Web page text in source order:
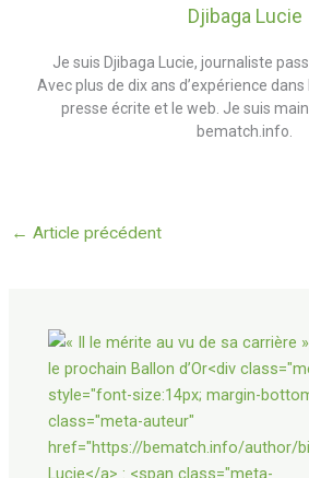
Djibaga Lucie
Je suis Djibaga Lucie, journaliste
Avec plus de dix ans d’expérience
presse écrite et le web. Je suis
bematch.info.
← Article précédent